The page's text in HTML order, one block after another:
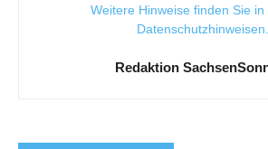
Weitere Hinweise finden Sie in
Datenschutzhinweisen.
Redaktion